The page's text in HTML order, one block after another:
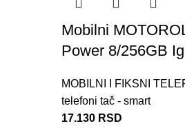
Mobilni
Power 8/256GB
MOBILNI I FIKSNI
telefoni tač - smart
17.130 RSD